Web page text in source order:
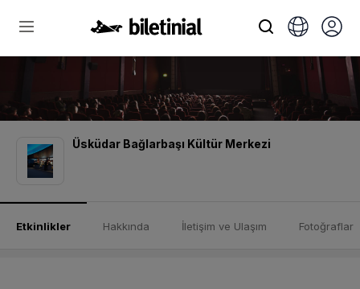
Üsküdar Bağlarbaşı Kültür Merkezi
Etkinlikler Hakkında İletişim ve Ulaşım Fotoğraflar